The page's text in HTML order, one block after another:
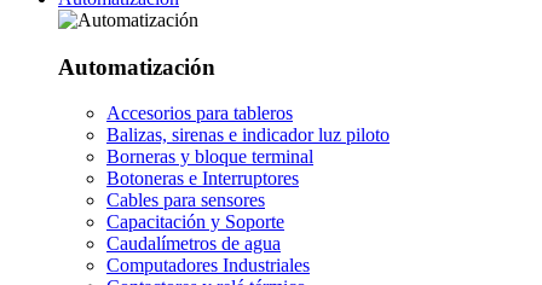
Automatización
Accesorios para tableros
Balizas, sirenas e indicador luz piloto
Borneras y bloque terminal
Botoneras e Interruptores
Cables para sensores
Capacitación y Soporte
Caudalímetros de agua
Computadores Industriales